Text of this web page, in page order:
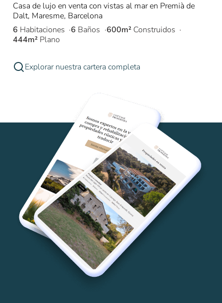
Casa de lujo en venta con vistas al mar en Premià de
Dalt, Maresme, Barcelona
6 Habitaciones 6 Baños 600m² Construidos
444m² Plano
Explorar nuestra cartera completa